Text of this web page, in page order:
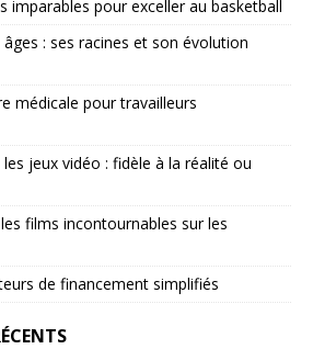
imparables pour exceller au basketball
: ses racines et son évolution
médicale pour travailleurs
jeux vidéo : fidèle à la réalité ou
films incontournables sur les
de financement simplifiés